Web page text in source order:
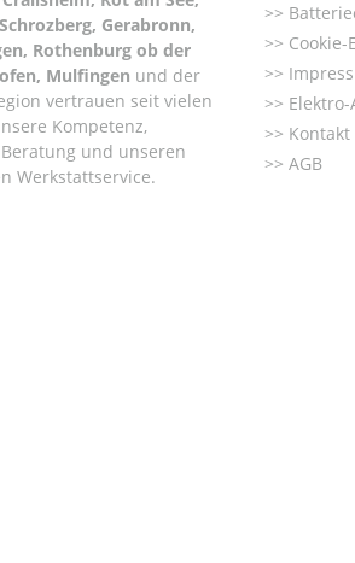
Gerabronn,
Rothenburg ob der
Mulfingen und der
vertrauen seit vielen
Kompetenz,
und unseren
Werkstattservice.
Kontakt
AGB